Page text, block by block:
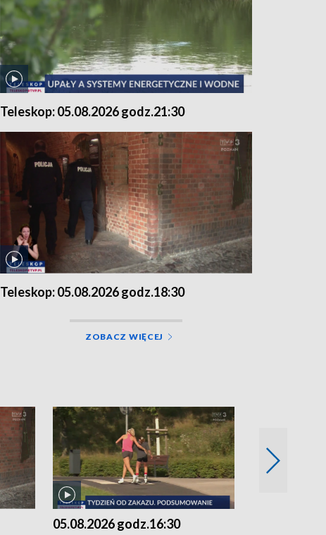
Teleskop: 05.08.2026 godz.21:30
Teleskop: 05.08.2026 godz.18:30
ZOBACZ WIĘCEJ
05.08.2026 godz.16:30